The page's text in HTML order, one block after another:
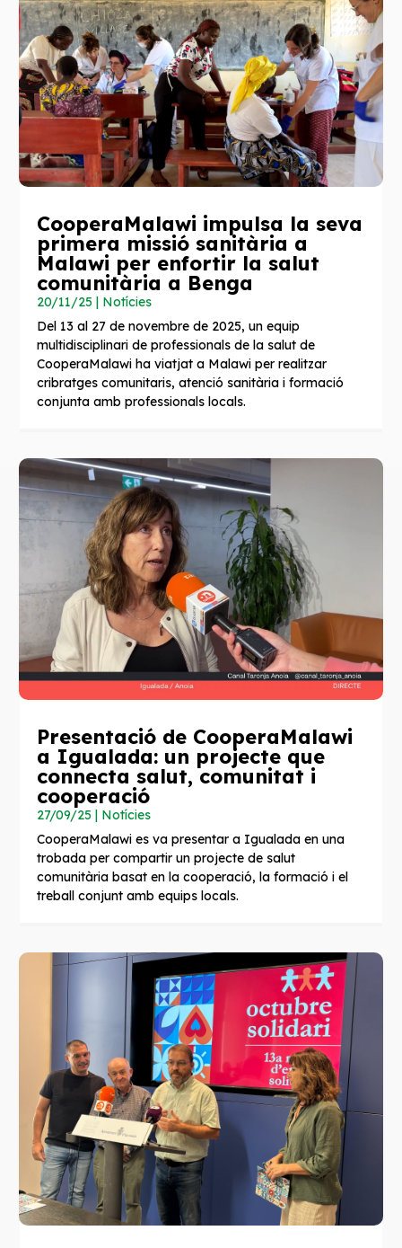
CooperaMalawi impulsa la seva
primera missió sanitària a
Malawi per enfortir la salut
comunitària a Benga
20/11/25| Notícies
Del 13 al 27 de novembre de 2025, un equip
multidisciplinari de professionals de la salut de
CooperaMalawi ha viatjat a Malawi per realitzar
cribratges comunitaris, atenció sanitària i formació
conjunta amb professionals locals.
Presentació de CooperaMalawi
a Igualada: un projecte que
connecta salut, comunitat i
cooperació
27/09/25| Notícies
CooperaMalawi es va presentar a Igualada en una
trobada per compartir un projecte de salut
comunitària basat en la cooperació, la formació i el
treball conjunt amb equips locals. ​